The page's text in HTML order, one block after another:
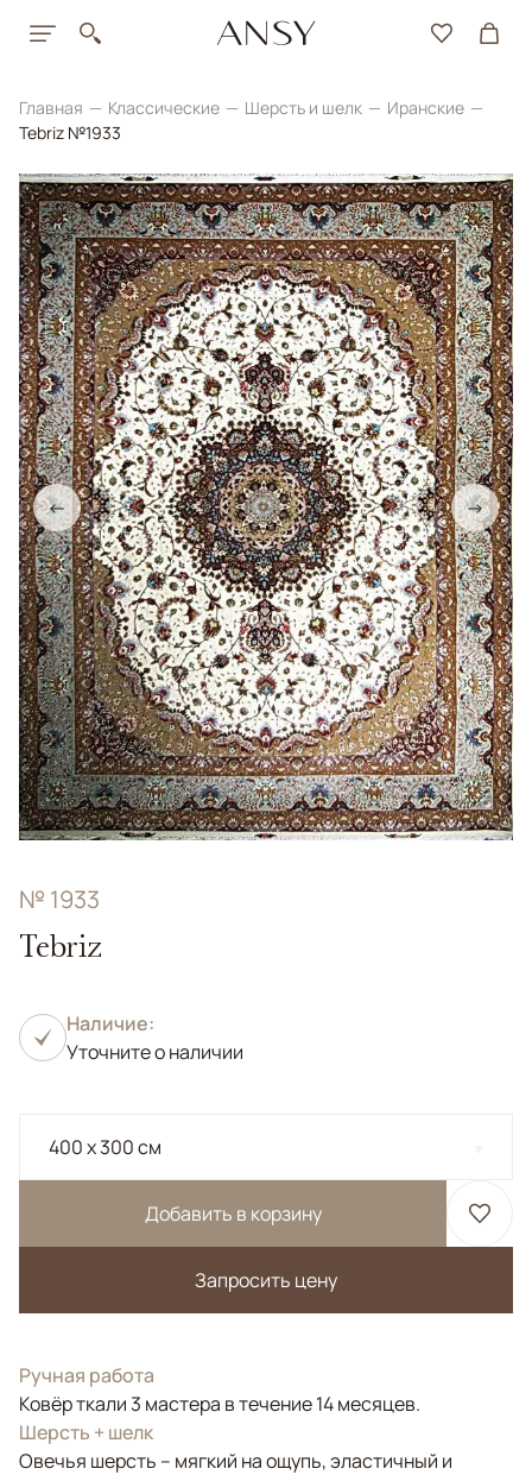
Главная Классические Шерсть и шелк
Иранские
Tebriz №1933
← →
№ 1933
Tebriz
Наличие:
Уточните о наличии
400 x 300 см
Добавить в корзину
Запросить цену
Ручная работа
Ковёр ткали 3 мастера в течение 14 месяцев.
Шерсть + шелк
Овечья шерсть – мягкий на ощупь, эластичный и